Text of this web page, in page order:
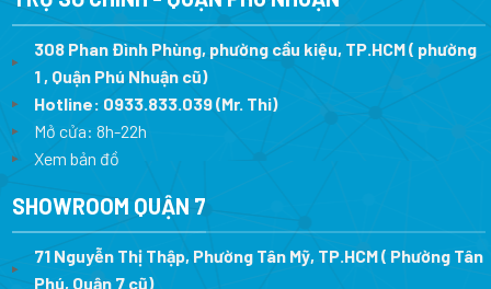
308 Phan Đình Phùng, phường cầu kiệu, TP.HCM ( phường
1 , Quận Phú Nhuận cũ)
Hotline: 0933.833.039(Mr. Thi)
Mở cửa: 8h-22h
Xem bản đồ
SHOWROOM QUẬN 7
71 Nguyễn Thị Thập, Phường Tân Mỹ, TP.HCM ( Phường Tân
Phú, Quận 7 cũ)